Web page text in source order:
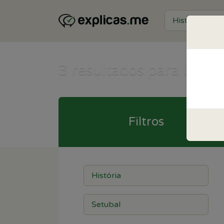
3 resultados para
Filtros